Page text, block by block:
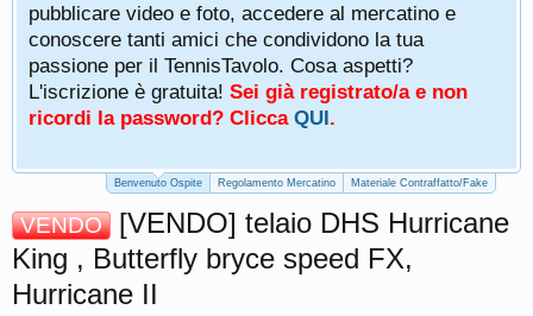
pubblicare video e foto, accedere al mercatino e
conoscere tanti amici che condividono la tua
passione per il TennisTavolo. Cosa aspetti?
L'iscrizione è gratuita! Sei già registrato/a e non
ricordi la password? Clicca QUI.
Benvenuto Ospite Regolamento Mercatino Materiale Contraffatto/Fake
VENDO
[VENDO] telaio DHS Hurricane
King , Butterfly bryce speed FX,
Hurricane II